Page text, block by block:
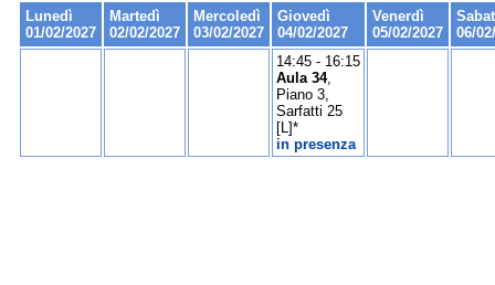
Lunedì
01/02/2027
Martedì
02/02/2027
Mercoledì
03/02/2027
Giovedì
04/02/2027
Venerdì
05/02/2027
06/
14:45 - 16:15
Aula 34,
Piano 3,
Sarfatti 25
[L]*
in presenza